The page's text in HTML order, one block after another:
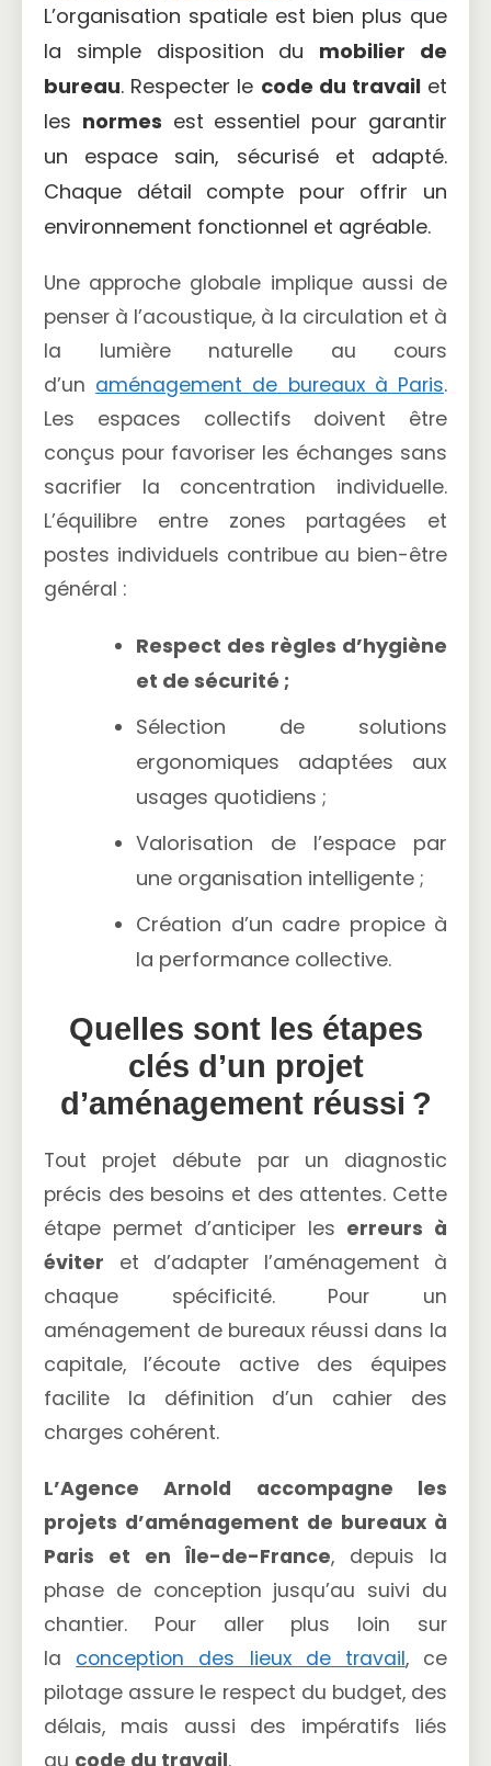
L’organisation spatiale est bien plus que
la simple disposition du
mobilier de
bureau. Respecter le code du travail et
les normes est essentiel pour garantir
un espace sain, sécurisé et adapté.
Chaque détail compte pour offrir un
environnement fonctionnel et agréable.
Une approche globale implique aussi de
penser à l’acoustique, à la circulation et à
la lumière naturelle au cours
d’un aménagement de bureaux à Paris.
Les espaces collectifs doivent être
conçus pour favoriser les échanges sans
sacrifier la concentration individuelle.
L’équilibre entre zones partagées et
postes individuels contribue au bien-être
général :
Respect des règles d’hygiène
et de sécurité ;
Sélection de solutions
ergonomiques adaptées aux
usages quotidiens ;
Valorisation de l’espace par
une organisation intelligente ;
Création d’un cadre propice à
la performance collective.
Quelles sont les étapes
clés d’un projet
d’aménagement réussi ?
Tout projet débute par un diagnostic
précis des besoins et des attentes. Cette
étape permet d’anticiper les erreurs à
éviter
et d’adapter l’aménagement à
chaque spécificité. Pour un
aménagement de bureaux réussi dans la
capitale, l’écoute active des équipes
facilite la définition d’un cahier des
charges cohérent.
L’Agence Arnold accompagne les
projets d’aménagement de bureaux à
Paris et en Île-de-France, depuis la
phase de conception jusqu’au suivi du
chantier. Pour aller plus loin sur
la
conception des lieux de travail, ce
pilotage assure le respect du budget, des
délais, mais aussi des impératifs liés
au code du travail.